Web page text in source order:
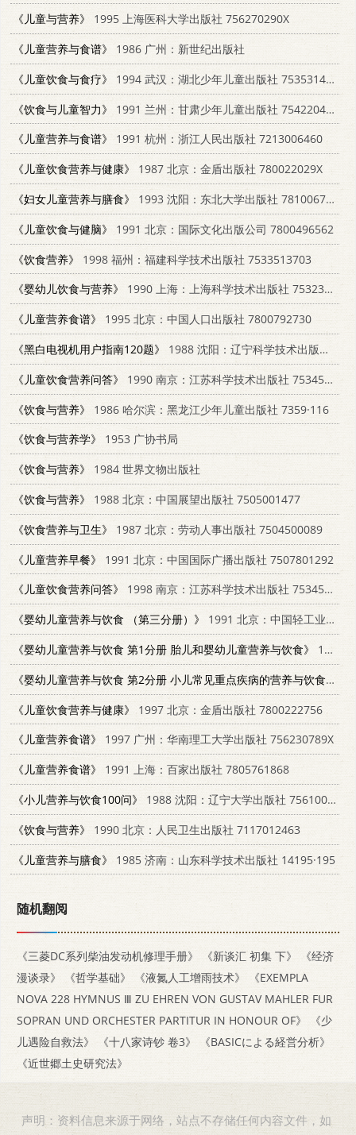
《儿童与营养》
1995 上海医科大学出版社 756270290X
《儿童营养与食谱》
1986 广州：新世纪出版社
《儿童饮食与食疗》
1994 武汉：湖北少年儿童出版社 7535314678
《饮食与儿童智力》
1991 兰州：甘肃少年儿童出版社 754220436X
《儿童营养与食谱》
1991 杭州：浙江人民出版社 7213006460
《儿童饮食营养与健康》
1987 北京：金盾出版社 780022029X
《妇女儿童营养与膳食》
1993 沈阳：东北大学出版社 7810067303
《儿童饮食与健脑》
1991 北京：国际文化出版公司 7800496562
《饮食营养》
1998 福州：福建科学技术出版社 7533513703
《婴幼儿饮食与营养》
1990 上海：上海科学技术出版社 7532317234
《儿童营养食谱》
1995 北京：中国人口出版社 7800792730
《黑白电视机用户指南120题》
1988 沈阳：辽宁科学技术出版社 753810321X
《儿童饮食营养问答》
1990 南京：江苏科学技术出版社 7534509106
《饮食与营养》
1986 哈尔滨：黑龙江少年儿童出版社 7359·116
《饮食与营养学》
1953 广协书局
《饮食与营养》
1984 世界文物出版社
《饮食与营养》
1988 北京：中国展望出版社 7505001477
《饮食营养与卫生》
1987 北京：劳动人事出版社 7504500089
《儿童营养早餐》
1991 北京：中国国际广播出版社 7507801292
《儿童饮食营养问答》
1998 南京：江苏科学技术出版社 753452492X
《婴幼儿童营养与饮食 （第三分册）》
1991 北京：中国轻工业出版社 7501909679
《婴幼儿童营养与饮食 第1分册 胎儿和婴幼儿童营养与饮食》
1991 北京：中国轻工业出版社 7501909652
《婴幼儿童营养与饮食 第2分册 小儿常见重点疾病的营养与饮食》
《儿童饮食营养与健康》 1997 北京：金盾出版社 7800222756
《儿童营养食谱》
1997 广州：华南理工大学出版社 756230789X
《儿童营养食谱》
1991 上海：百家出版社 7805761868
《小儿营养与饮食100问》
1988 沈阳：辽宁大学出版社 7561005407
《饮食与营养》
1990 北京：人民卫生出版社 7117012463
《儿童营养与膳食》
1985 济南：山东科学技术出版社 14195·195
随机翻阅
《三菱DC系列柴油发动机修理手册》 《新谈汇 初集 下》
《经济
漫谈录》
《哲学基础》 《液氮人工增雨技术》
《EXEMPLA
NOVA 228 HYMNUS Ⅲ ZU EHREN VON GUSTAV MAHLER FUR
SOPRAN UND ORCHESTER PARTITUR IN HONOUR OF》
《少
儿遇险自救法》
《十八家诗钞 卷3》
《BASICによる経営分析》
《近世郷土史研究法》
声明：资料信息来源于网络，站点不存储任何内容文件，如